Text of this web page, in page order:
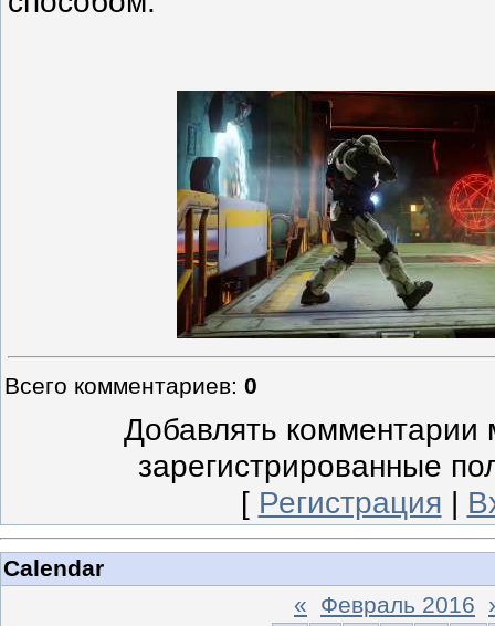
Всего комментариев: 0
Добавлять комментарии
зарегистрированные
[ Регистрация |
Calendar
« Февраль 2016